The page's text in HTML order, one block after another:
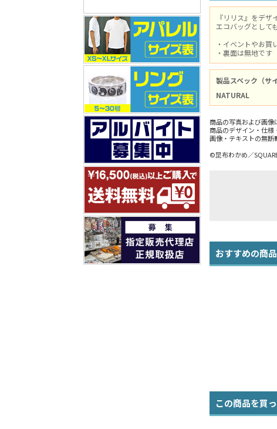
『リリス』をデ
エコバッグとして
・イベントやお買
・裏面は無地です
製品スペック（サ
NATURAL
商品の写真および画像
商品のデザイン・仕様
画像・テキストの無断
©昆布わかめ／
おすすめの商品
この商品を買